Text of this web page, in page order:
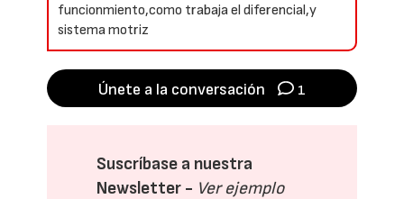
funcionmiento,como trabaja el diferencial,y
sistema motriz
Únete a la conversación 1
Suscríbase a nuestra
Newsletter - Ver ejemplo